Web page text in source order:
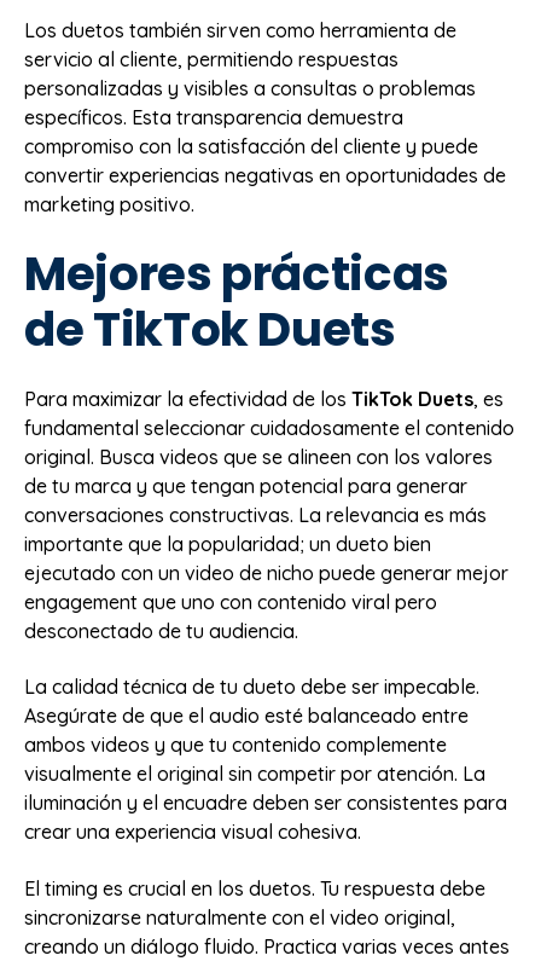
Los duetos también sirven como herramienta de
servicio al cliente, permitiendo respuestas
personalizadas y visibles a consultas o problemas
específicos. Esta transparencia demuestra
compromiso con la satisfacción del cliente y puede
convertir experiencias negativas en oportunidades de
marketing positivo.
Mejores prácticas
de TikTok Duets
Para maximizar la efectividad de los TikTok Duets, es
fundamental seleccionar cuidadosamente el contenido
original. Busca videos que se alineen con los valores
de tu marca y que tengan potencial para generar
conversaciones constructivas. La relevancia es más
importante que la popularidad; un dueto bien
ejecutado con un video de nicho puede generar mejor
engagement que uno con contenido viral pero
desconectado de tu audiencia.
La calidad técnica de tu dueto debe ser impecable.
Asegúrate de que el audio esté balanceado entre
ambos videos y que tu contenido complemente
visualmente el original sin competir por atención. La
iluminación y el encuadre deben ser consistentes para
crear una experiencia visual cohesiva.
El timing es crucial en los duetos. Tu respuesta debe
sincronizarse naturalmente con el video original,
creando un diálogo fluido. Practica varias veces antes